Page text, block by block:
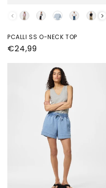
kleur
PCALLI SS O-NECK TOP
Normale
€24,99